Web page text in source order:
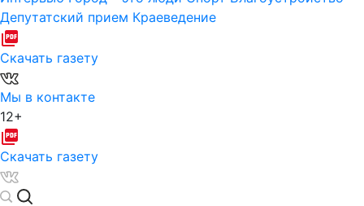
Депутатский прием Краеведение
Скачать газету
Мы в контакте
12+
Скачать газету